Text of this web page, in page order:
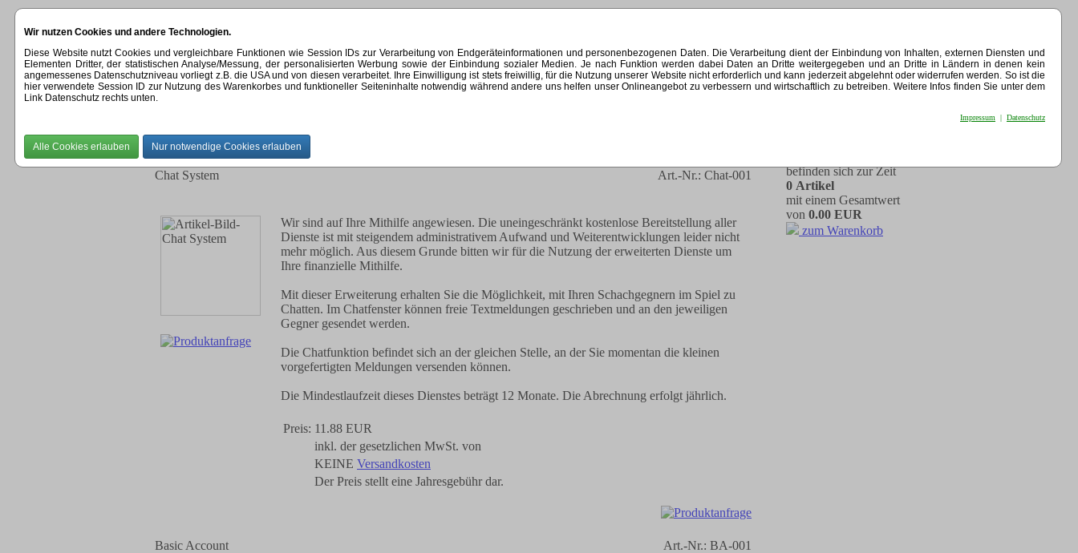
Wir nutzen Cookies und andere Technologien.
Diese Website nutzt Cookies und vergleichbare Funktionen wie Session IDs zur Verarbeitung von Endgeräteinformationen und personenbezogenen Daten. Die Verarbeitung dient der Einbindung von Inhalten, externen Diensten und
Elementen Dritter, der statistischen Analyse/Messung, der personalisierten Werbung sowie der Einbindung sozialer Medien. Je nach Funktion werden dabei Daten an Dritte weitergegeben und an Dritte in Ländern in denen kein
angemessenes Datenschutzniveau vorliegt z.B. die USA und von diesen verarbeitet. Ihre Einwilligung ist stets freiwillig, für die Nutzung unserer Website nicht erforderlich und kann jederzeit abgelehnt oder widerrufen werden. So ist die
hier verwendete Session ID zur Nutzung des Warenkorbes und funktioneller Seiteninhalte notwendig während andere uns helfen unser Onlineangebot zu verbessern und wirtschaftlich zu betreiben. Weitere Infos finden Sie unter dem
Link Datenschutz rechts unten.
Impressum | Datenschutz
Startseite Profi Accounts Kontakt Häufige Fragen (FAQ) VerLinktes
etwas Geduld.
Chat System Art.-Nr.: Chat-001
Wir sind auf Ihre Mithilfe angewiesen. Die uneingeschränkt kostenlose Bereitstellung aller
Dienste ist mit steigendem administrativem Aufwand und Weiterentwicklungen leider nicht
mehr möglich. Aus diesem Grunde bitten wir für die Nutzung der erweiterten Dienste um
Ihre finanzielle Mithilfe.
Mit dieser Erweiterung erhalten Sie die Möglichkeit, mit Ihren Schachgegnern im Spiel zu
Chatten. Im Chatfenster können freie Textmeldungen geschrieben und an den jeweiligen
Gegner gesendet werden.
Die Chatfunktion befindet sich an der gleichen Stelle, an der Sie momentan die kleinen
vorgefertigten Meldungen versenden können.
Die Mindestlaufzeit dieses Dienstes beträgt 12 Monate. Die Abrechnung erfolgt jährlich.
Preis: 11.88 EUR
inkl. der gesetzlichen MwSt. von
KEINE Versandkosten
Der Preis stellt eine Jahresgebühr dar.
Basic Account Art.-Nr.: BA-001
befinden sich zur Zeit
0 Artikel
mit einem Gesamtwert
von 0.00 EUR
zum Warenkorb